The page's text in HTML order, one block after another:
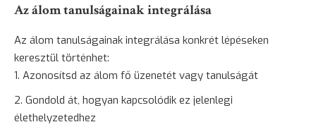
Az álom tanulságainak integrálása
Az álom tanulságainak integrálása konkrét lépéseken
keresztül történhet:
Azonosítsd az álom fő üzenetét vagy tanulságát
Gondold át, hogyan kapcsolódik ez jelenlegi
élethelyzetedhez